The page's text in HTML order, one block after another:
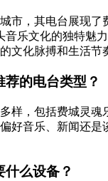
市，其电台展现了
音乐文化的独特魅
文化脉搏和生活节
的电台类型？
样，包括费城灵魂
好音乐、新闻还是
什么设备？